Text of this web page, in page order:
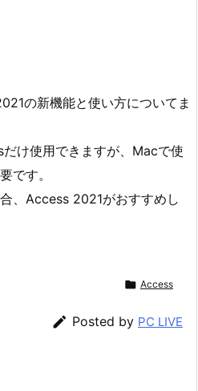
の新機能と使い方についてま
け使用できますが、Macで使
です。
、Access 2021がおすすめし
 Access
 Posted by PC LIVE